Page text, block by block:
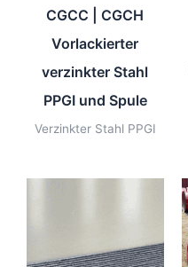
CGCC | CGCH
Vorlackierter
verzinkter Stahl
PPGI und Spule
Verzinkter Stahl PPGI